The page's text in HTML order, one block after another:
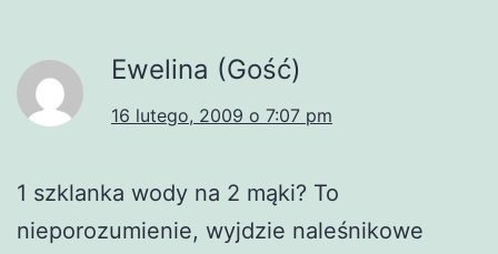
Ewelina (Gość)
16 lutego, 2009 o 7:07 pm
1 szklanka wody na 2 mąki? To
nieporozumienie, wyjdzie naleśnikowe